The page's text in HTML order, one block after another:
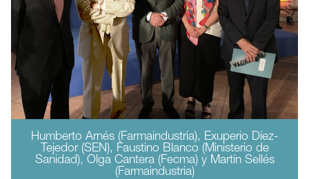
Humberto Arnés (Farmaindustria), Exuperio Díez-
Tejedor (SEN), Faustino Blanco (Ministerio de
Sanidad), Olga Cantera (Fecma) y Martín Sellés
(Farmaindustria)